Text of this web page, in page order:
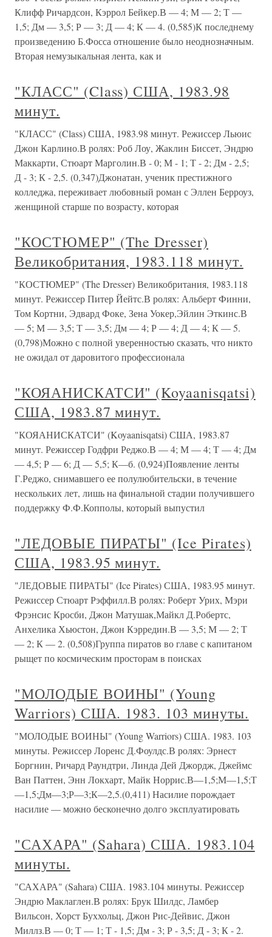
Клифф Ричардсон, Кэррол Бейкер.В — 4; М — 2; Т —
1,5; Дм — 3,5; Р — 3; Д — 4; К — 4. (0,585)К последнему
произведению Б.Фосса отношение было неоднозначным.
Вторая немузыкальная лента, как и
"КЛАСС" (Class) США, 1983.98
минут.
"КЛАСС" (Class) США, 1983.98 минут. Режиссер Льюис
Джон Карлино.В ролях: Роб Лоу, Жаклин Биссет, Эндрю
Маккарти, Стюарт Марголин.В - 0; М - 1; Т - 2; Дм - 2,5;
Д - 3; К - 2,5. (0,347)Джонатан, ученик престижного
колледжа, переживает любовный роман с Эллен Берроуз,
женщиной старше по возрасту, которая
"КОСТЮМЕР" (The Dresser)
Великобритания, 1983.118 минут.
"КОСТЮМЕР" (The Dresser) Великобритания, 1983.118
минут. Режиссер Питер Йейтс.В ролях: Альберт Финни,
Том Кортни, Эдвард Фоке, Зена Уокер,Эйлин Эткинс.В
— 5; М — 3,5; Т — 3,5; Дм — 4; Р — 4; Д — 4; К — 5.
(0,798)Можно с полной уверенностью сказать, что никто
не ожидал от даровитого профессионала
"КОЯАНИСКАТСИ" (Koyaanisqatsi)
США, 1983.87 минут.
"КОЯАНИСКАТСИ" (Koyaanisqatsi) США, 1983.87
минут. Режиссер Годфри Реджо.В — 4; М — 4; Т — 4; Дм
— 4,5; Р — 6; Д — 5,5; К—б. (0,924)Появление ленты
Г.Реджо, снимавшего ее полулюбительски, в течение
нескольких лет, лишь на финальной стадии получившего
поддержку Ф.Ф.Копполы, который выпустил
"ЛЕДОВЫЕ ПИРАТЫ" (Ice Pirates)
США, 1983.95 минут.
"ЛЕДОВЫЕ ПИРАТЫ" (Ice Pirates) США, 1983.95 минут.
Режиссер Стюарт Рэффилл.В ролях: Роберт Урих, Мэри
Фрэнсис Кросби, Джон Матушак,Майкл Д.Робертс,
Анхелика Хьюстон, Джон Кэрредин.В — 3,5; М — 2; Т
— 2; К — 2. (0,508)Группа пиратов во главе с капитаном
рыщет по космическим просторам в поисках
"МОЛОДЫЕ ВОИНЫ" (Young
Warriors) США. 1983. 103 минуты.
"МОЛОДЫЕ ВОИНЫ" (Young Warriors) США. 1983. 103
минуты. Режиссер Лоренс Д.Фоулдс.В ролях: Эрнест
Боргнин, Ричард Раундтри, Линда Дей Джордж, Джеймс
Ван Паттен, Энн Локхарт, Майк Норрис.В—1,5;М—1,5;Т
—1,5;Дм—3;Р—3;К—2,5.(0,411) Насилие порождает
насилие — можно бесконечно долго эксплуатировать
"САХАРА" (Sahara) США. 1983.104
минуты.
"САХАРА" (Sahara) США. 1983.104 минуты. Режиссер
Эндрю Маклаглен.В ролях: Брук Шилдс, Ламбер
Вильсон, Хорст Буххольц, Джон Рис-Дейвис, Джон
Миллз.В — 0; Т — 1; Т - 1,5; Дм - 3; Р - 3,5; Д - 3; К - 2.